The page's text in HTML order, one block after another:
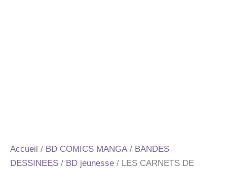
Accueil / BD COMICS MANGA / BANDES
DESSINEES / BD jeunesse / LES CARNETS DE